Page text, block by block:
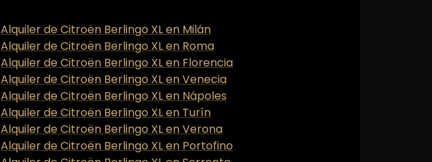
Alquiler de Citroën Berlingo XL en Milán
Alquiler de Citroën Berlingo XL en Roma
Alquiler de Citroën Berlingo XL en Florencia
Alquiler de Citroën Berlingo XL en Venecia
Alquiler de Citroën Berlingo XL en Nápoles
Alquiler de Citroën Berlingo XL en Turín
Alquiler de Citroën Berlingo XL en Verona
Alquiler de Citroën Berlingo XL en Portofino